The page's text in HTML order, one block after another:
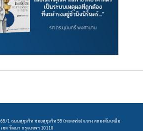
65/1 ถนนสุขุมวิท ซอยสุขุมวิท 55 (ทองหล่อ) แขวง คลองตันเหนือ
เขต วัฒนา กรุงเทพฯ 10110